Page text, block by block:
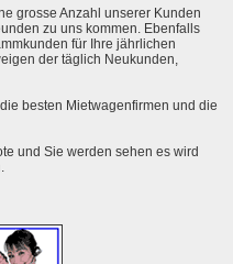
grosse Anzahl unserer Kunden
zu uns kommen. Ebenfalls
für Ihre jährlichen
der täglich Neukunden,
besten Mietwagenfirmen und die
und Sie werden sehen es wird